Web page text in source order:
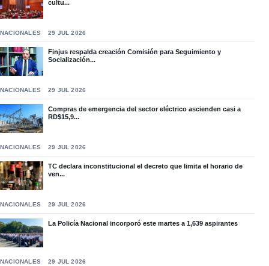
cultu...
NACIONALES 29 JUL 2026
Finjus respalda creación Comisión para Seguimiento y
Socialización...
NACIONALES 29 JUL 2026
Compras de emergencia del sector eléctrico ascienden casi a
RD$15,9...
NACIONALES 29 JUL 2026
TC declara inconstitucional el decreto que limita el horario de
ven...
NACIONALES 29 JUL 2026
La Policía Nacional incorporó este martes a 1,639 aspirantes
NACIONALES 29 JUL 2026